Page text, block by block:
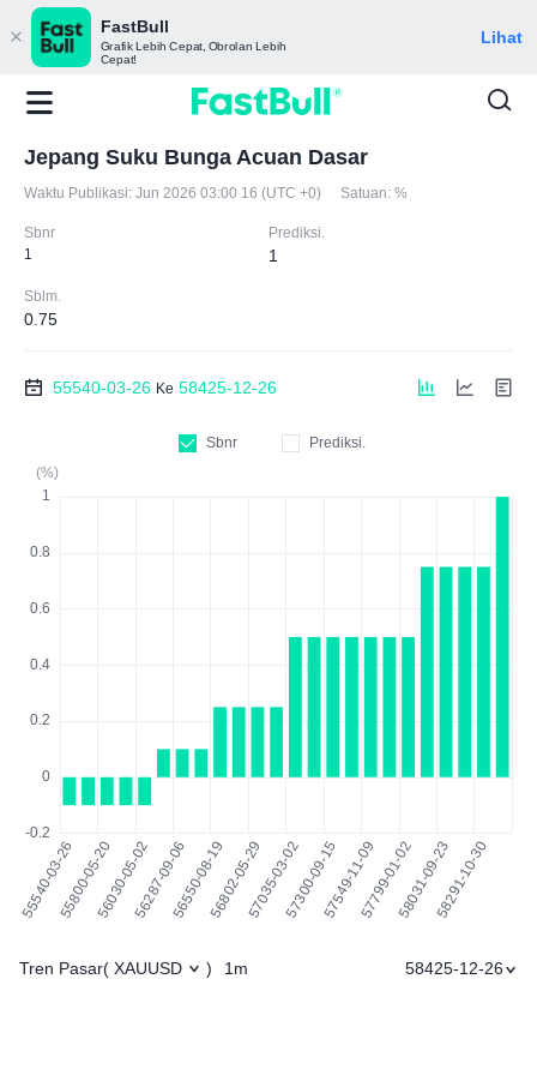
FastBull
Grafik Lebih Cepat, Obrolan Lebih
Cepat!
Lihat
Jepang Suku Bunga Acuan Dasar
Waktu Publikasi: Jun 2026 03:00 16 (UTC +0) Satuan: %
Sbnr
1
Prediksi.
1
Sblm.
0.75
55540-03-26 Ke 58425-12-26
Sbnr
Prediksi.
(%)
Tren Pasar( XAUUSD ) 1m 58425-12-26